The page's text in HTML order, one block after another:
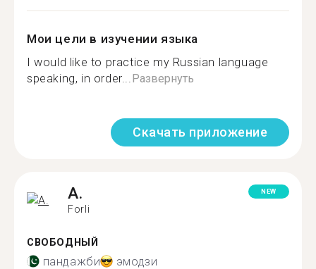
Мои цели в изучении языка
I would like to practice my Russian language
speaking, in order...Развернуть
Скачать приложение
A.
Forli
NEW
СВОБОДНЫЙ
пандажби эмодзи